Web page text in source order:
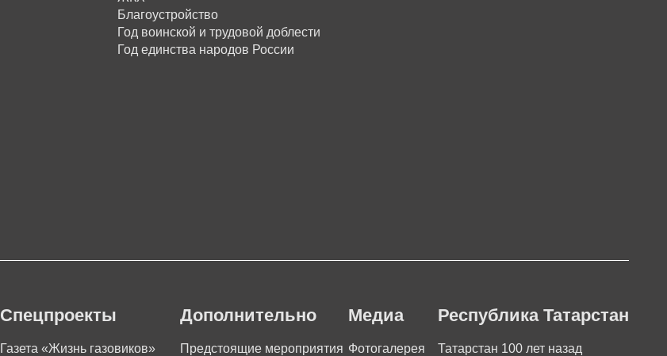
Благоустройство
Год воинской и трудовой доблести
Год единства народов России
Спецпроекты
Газета «Жизнь газовиков»
Дополнительно
Предстоящие мероприятия
Медиа
Фотогалерея
Республика Татарстан
Татарстан 100 лет назад